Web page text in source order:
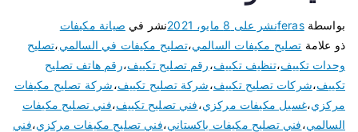
بواسطةferasنشر على 8 مايو، 2021 نشر في صيانة مكيفات
ذو علامة تصليح مكيفات السالمي،تصليح مكيفات في السالمي،تصليح
وحدات تكييف،تنظيف تكييف،رقم تصليح تكييف،رقم هاتف تصليح
تكييف،شركات تصليح تكييف،شركة تصليح تكييف،شركة تصليح مكيفات
مركزي،غسيل مكيفات مركزي،فني تصليح تكييف،فني تصليح مكيفات
السالمي،فني تصليح مكيفات باكستاني،فني تصليح مكيفات مركزي،فني